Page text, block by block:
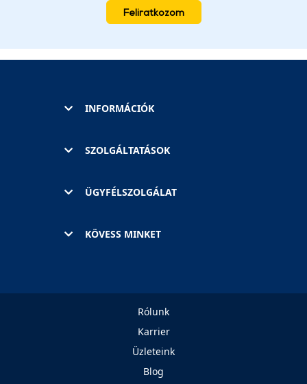
Feliratkozom
INFORMÁCIÓK
SZOLGÁLTATÁSOK
ÜGYFÉLSZOLGÁLAT
KÖVESS MINKET
Rólunk
Karrier
Üzleteink
Blog